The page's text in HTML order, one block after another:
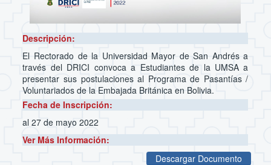
Descripción:
El Rectorado de la Universidad Mayor de San Andrés a
través del DRICI convoca a Estudiantes de la UMSA a
presentar sus postulaciones al Programa de Pasantías /
Voluntariados de la Embajada Británica en Bolivia.
Fecha de Inscripción:
al 27 de mayo 2022
Ver Más Información:
Descargar Documento